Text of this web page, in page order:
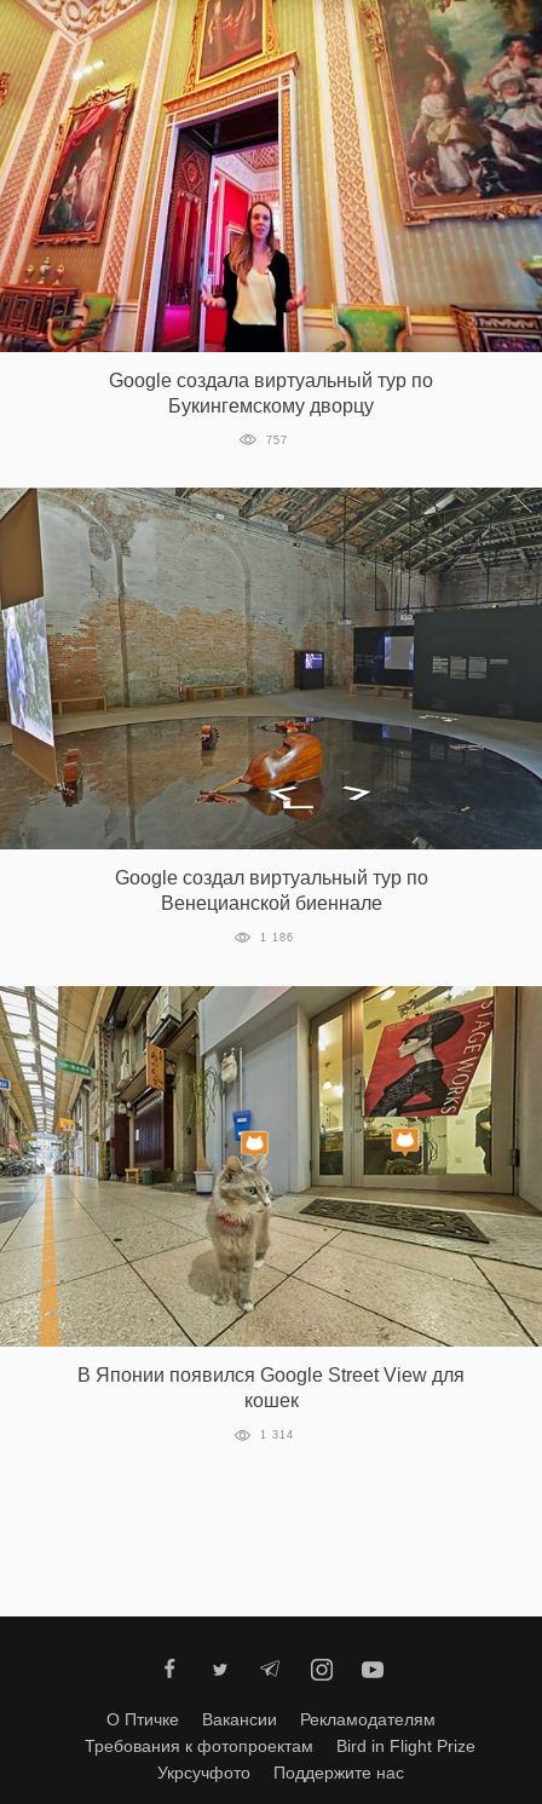
Google создала виртуальный тур по
Букингемскому дворцу
757
Google создал виртуальный тур по
Венецианской биеннале
1 186
В Японии появился Google Street View для
кошек
1 314
О Птичке Вакансии
Рекламодателям
Требования к фотопроектам
Bird in Flight Prize
Укрсучфото
Поддержите нас